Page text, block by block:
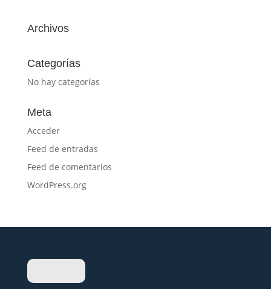
Archivos
Categorías
No hay categorías
Meta
Acceder
Feed de entradas
Feed de comentarios
WordPress.org